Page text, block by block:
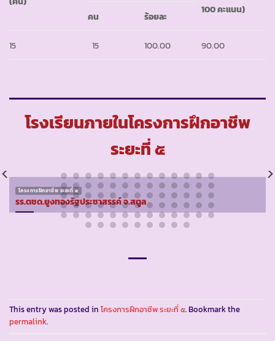
100 คะแนน)
คน ร้อยละ
15 15 100.00 90.00
โรงเรียนภายในโครงการฝึกอาชีพ
ระยะที่ ๕
โครงการฝึกอาชีพ ระยะที่ ๕
รร.ตชด.ยูงทองรัฐประชาสรรค์ จ.สตูล
This entry was posted in โครงการฝึกอาชีพ ระยะที่ ๕. Bookmark the
permalink.